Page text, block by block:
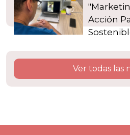
Acción
Ver todas las